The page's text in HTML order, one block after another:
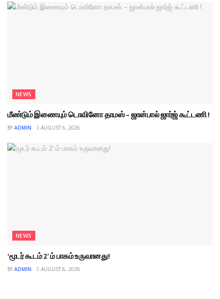
NEWS
மீண்டும் இணையும் டொவினோ தாமஸ் – ஜான்பால் ஜார்ஜ் கூட்டணி !
BY ADMIN AUGUST 6, 2026
NEWS
‘மூடர் கூடம் 2’ ம் பாகம் உருவானது!
BY ADMIN AUGUST 6, 2026